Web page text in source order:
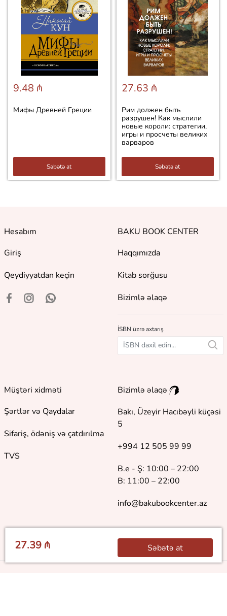
27.39 ₼ Səbətə at
9.48 ₼
Мифы Древней Греции
Səbətə at
27.63 ₼
Рим должен быть
разрушен! Как мыслили
новые короли: стратегии,
игры и просчеты великих
варваров
Səbətə at
Hesabım
Giriş
Qeydiyyatdan keçin
BAKU BOOK CENTER
Haqqımızda
Kitab sorğusu
Bizimlə əlaqə
İSBN üzrə axtarış
Müştəri xidməti
Şərtlər və Qaydalar
Sifariş, ödəniş və çatdırılma
TVS
Bizimlə əlaqə
Bakı, Üzeyir Hacıbəyli küçəsi
5
+994 12 505 99 99
B.e - Ş: 10:00 – 22:00
B: 11:00 – 22:00
info@bakubookcenter.az